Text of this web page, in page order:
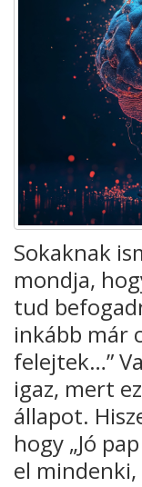
Sokaknak
mondja,
tud
inkább már
felejtek…”
igaz, mert
állapot.
hogy „Jó
el